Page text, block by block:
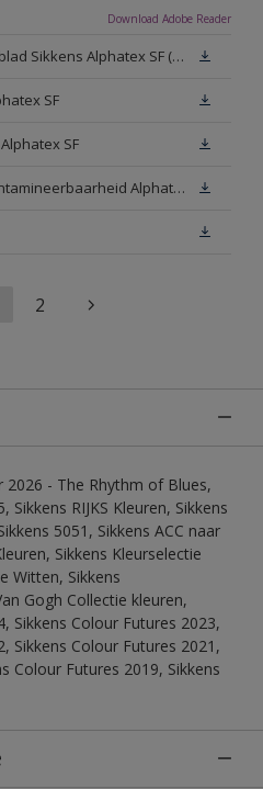
Download Adobe Reader
Technische Informatieblad Sikkens Alphatex SF (PDF)
SF
SF
Technical Report decontamineerbaarheid Alphatex SF
2
2026 - The Rhythm of Blues,
Sikkens RIJKS Kleuren, Sikkens
5051, Sikkens ACC naar
Sikkens Kleurselectie
Witten, Sikkens
Gogh Collectie kleuren,
Sikkens Colour Futures 2023,
Sikkens Colour Futures 2021,
Colour Futures 2019, Sikkens